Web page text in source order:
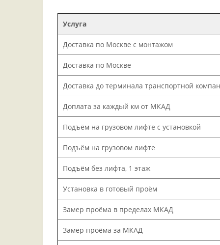
Услуга
Доставка по Москве с монтажом
Доставка по Москве
Доставка до терминала транспортной
Доплата за каждый км от МКАД
Подъём на грузовом лифте с установкой
Подъём на грузовом лифте
Подъём без лифта, 1 этаж
Установка в готовый проём
Замер проёма в пределах МКАД
Замер проёма за МКАД